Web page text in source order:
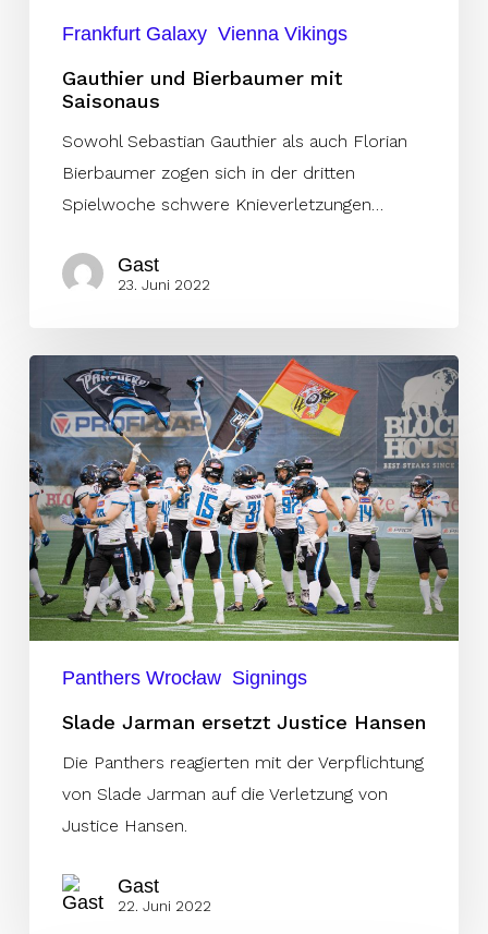
Frankfurt Galaxy Vienna Vikings
Gauthier und Bierbaumer mit
Saisonaus
Sowohl Sebastian Gauthier als auch Florian
Bierbaumer zogen sich in der dritten
Spielwoche schwere Knieverletzungen…
Gast
23. Juni 2022
Slade
Jarman
ersetzt
Justice
Hansen
Panthers Wrocław Signings
Slade Jarman ersetzt Justice Hansen
Die Panthers reagierten mit der Verpflichtung
von Slade Jarman auf die Verletzung von
Justice Hansen.
Gast
22. Juni 2022